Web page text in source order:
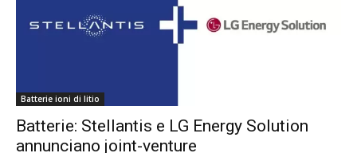
Batterie ioni di litio
Batterie: Stellantis e LG Energy Solution
annunciano joint-venture